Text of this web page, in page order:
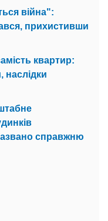
війна":
прихистивши
квартир:
наслідки
справжню